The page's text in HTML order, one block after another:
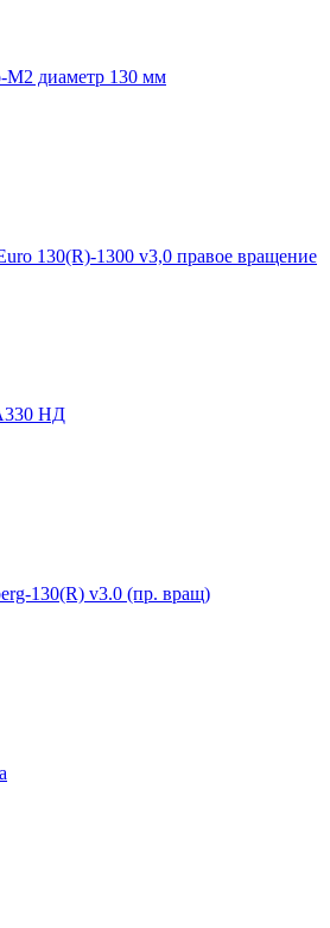
М2 диаметр 130 мм
130(R)-1300 v3,0 правое вращение
НД
130(R) v3.0 (пр. вращ)